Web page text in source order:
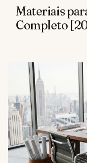
Materiais
Completo